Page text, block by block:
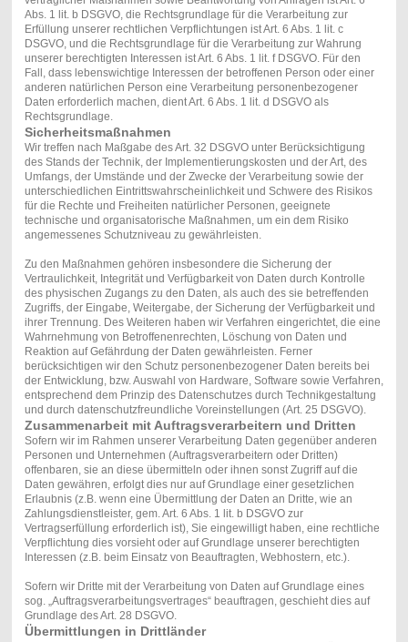
Abs. 1 lit. b DSGVO, die Rechtsgrundlage für die Verarbeitung zur
Erfüllung unserer rechtlichen Verpflichtungen ist Art. 6 Abs. 1 lit. c
DSGVO, und die Rechtsgrundlage für die Verarbeitung zur Wahrung
unserer berechtigten Interessen ist Art. 6 Abs. 1 lit. f DSGVO. Für den
Fall, dass lebenswichtige Interessen der betroffenen Person oder einer
anderen natürlichen Person eine Verarbeitung personenbezogener
Daten erforderlich machen, dient Art. 6 Abs. 1 lit. d DSGVO als
Rechtsgrundlage.
Sicherheitsmaßnahmen
Wir treffen nach Maßgabe des Art. 32 DSGVO unter Berücksichtigung
des Stands der Technik, der Implementierungskosten und der Art, des
Umfangs, der Umstände und der Zwecke der Verarbeitung sowie der
unterschiedlichen Eintrittswahrscheinlichkeit und Schwere des Risikos
für die Rechte und Freiheiten natürlicher Personen, geeignete
technische und organisatorische Maßnahmen, um ein dem Risiko
angemessenes Schutzniveau zu gewährleisten.
Zu den Maßnahmen gehören insbesondere die Sicherung der
Vertraulichkeit, Integrität und Verfügbarkeit von Daten durch Kontrolle
des physischen Zugangs zu den Daten, als auch des sie betreffenden
Zugriffs, der Eingabe, Weitergabe, der Sicherung der Verfügbarkeit und
ihrer Trennung. Des Weiteren haben wir Verfahren eingerichtet, die eine
Wahrnehmung von Betroffenenrechten, Löschung von Daten und
Reaktion auf Gefährdung der Daten gewährleisten. Ferner
berücksichtigen wir den Schutz personenbezogener Daten bereits bei
der Entwicklung, bzw. Auswahl von Hardware, Software sowie Verfahren,
entsprechend dem Prinzip des Datenschutzes durch Technikgestaltung
und durch datenschutzfreundliche Voreinstellungen (Art. 25 DSGVO).
Zusammenarbeit mit Auftragsverarbeitern und Dritten
Sofern wir im Rahmen unserer Verarbeitung Daten gegenüber anderen
Personen und Unternehmen (Auftragsverarbeitern oder Dritten)
offenbaren, sie an diese übermitteln oder ihnen sonst Zugriff auf die
Daten gewähren, erfolgt dies nur auf Grundlage einer gesetzlichen
Erlaubnis (z.B. wenn eine Übermittlung der Daten an Dritte, wie an
Zahlungsdienstleister, gem. Art. 6 Abs. 1 lit. b DSGVO zur
Vertragserfüllung erforderlich ist), Sie eingewilligt haben, eine rechtliche
Verpflichtung dies vorsieht oder auf Grundlage unserer berechtigten
Interessen (z.B. beim Einsatz von Beauftragten, Webhostern, etc.).
Sofern wir Dritte mit der Verarbeitung von Daten auf Grundlage eines
sog. „Auftragsverarbeitungsvertrages“ beauftragen, geschieht dies auf
Grundlage des Art. 28 DSGVO.
Übermittlungen in Drittländer